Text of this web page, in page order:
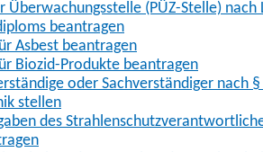
(PÜZ-Stelle) nach
beantragen
Asbest beantragen
Biozid-Produkte beantragen
oder Sachverständiger nach §
stellen
des